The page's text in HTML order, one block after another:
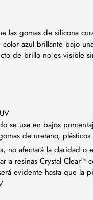
las gomas de silicona
azul brillante bajo
de brillo no es visible
se usa en bajos
de uretano, plásticos
no afectará la claridad o
a resinas Crystal Clear™
evidente hasta que la